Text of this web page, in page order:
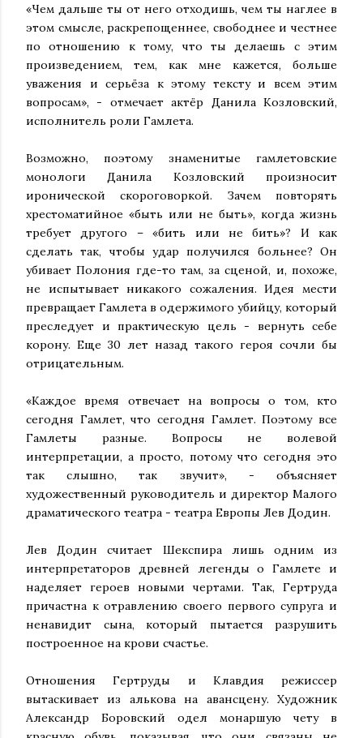
«Чем дальше ты от него отходишь, чем ты наглее в
этом смысле, раскрепощеннее, свободнее и честнее
по отношению к тому, что ты делаешь с этим
произведением, тем, как мне кажется, больше
уважения и серьёза к этому тексту и всем этим
вопросам», - отмечает актёр Данила Козловский,
исполнитель роли Гамлета.
Возможно, поэтому знаменитые гамлетовские
монологи Данила Козловский произносит
иронической скороговоркой. Зачем повторять
хрестоматийное «быть или не быть», когда жизнь
требует другого – «бить или не бить»? И как
сделать так, чтобы удар получился больнее? Он
убивает Полония где-то там, за сценой, и, похоже,
не испытывает никакого сожаления. Идея мести
превращает Гамлета в одержимого убийцу, который
преследует и практическую цель - вернуть себе
корону. Еще 30 лет назад такого героя сочли бы
отрицательным.
«Каждое время отвечает на вопросы о том, кто
сегодня Гамлет, что сегодня Гамлет. Поэтому все
Гамлеты разные. Вопросы не волевой
интерпретации, а просто, потому что сегодня это
так слышно, так звучит», - объясняет
художественный руководитель и директор Малого
драматического театра - театра Европы Лев Додин.
Лев Додин считает Шекспира лишь одним из
интерпретаторов древней легенды о Гамлете и
наделяет героев новыми чертами. Так, Гертруда
причастна к отравлению своего первого супруга и
ненавидит сына, который пытается разрушить
построенное на крови счастье.
Отношения Гертруды и Клавдия режиссер
вытаскивает из алькова на авансцену. Художник
Александр Боровский одел монаршую чету в